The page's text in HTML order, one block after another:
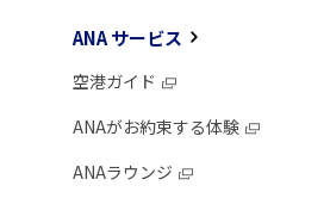
ANA サービス
空港ガイド
ANAがお約束する体験
ANAラウンジ